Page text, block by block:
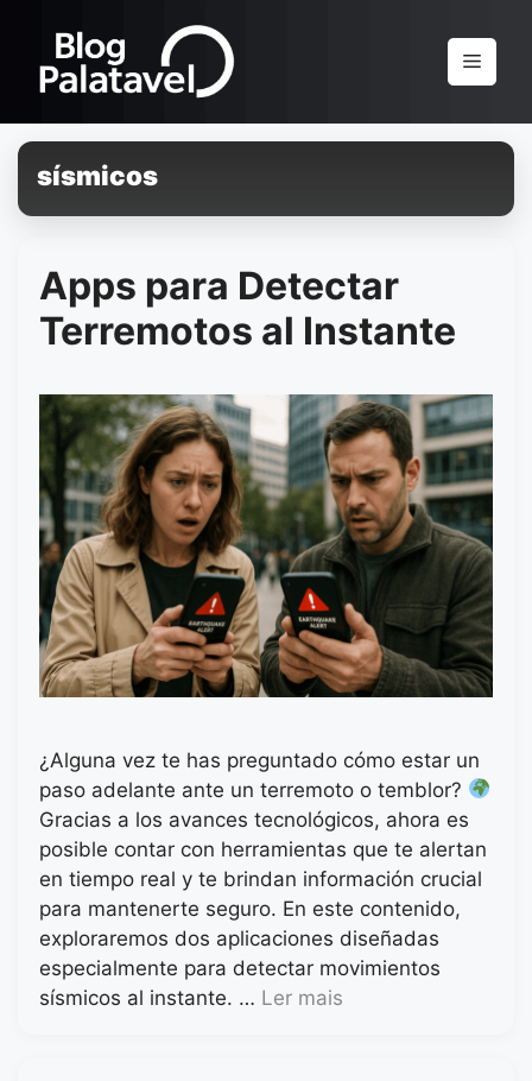
Menu
sísmicos
Apps para Detectar
Terremotos al Instante
¿Alguna vez te has preguntado cómo estar un
paso adelante ante un terremoto o temblor?
Gracias a los avances tecnológicos, ahora es
posible contar con herramientas que te alertan
en tiempo real y te brindan información crucial
para mantenerte seguro. En este contenido,
exploraremos dos aplicaciones diseñadas
especialmente para detectar movimientos
sísmicos al instante. … Ler mais